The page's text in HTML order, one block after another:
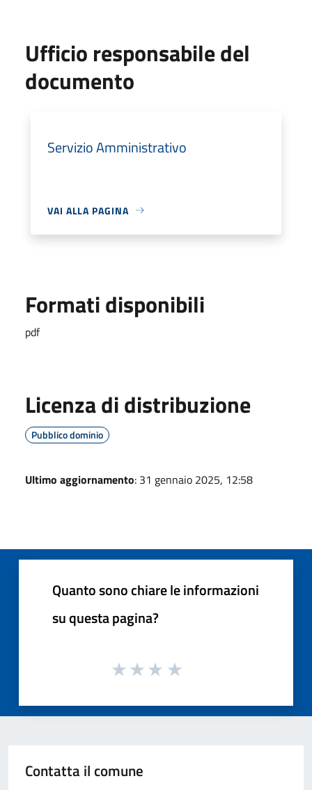
Ufficio responsabile del
documento
Servizio Amministrativo
VAI ALLA PAGINA
Formati disponibili
pdf
Licenza di distribuzione
Pubblico dominio
Ultimo aggiornamento: 31 gennaio 2025, 12:58
Quanto sono chiare le informazioni
su questa pagina?
Contatta il comune